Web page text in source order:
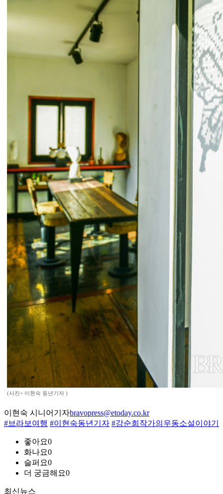
(사진= 이현숙 동년기자 )
이현숙 시니어기자bravopress@etoday.co.kr
#브라보여행 #이현숙동년기자 #강순희작가의우동소설이야기
좋아요0
화나요0
슬퍼요0
더 궁금해요0
최신뉴스